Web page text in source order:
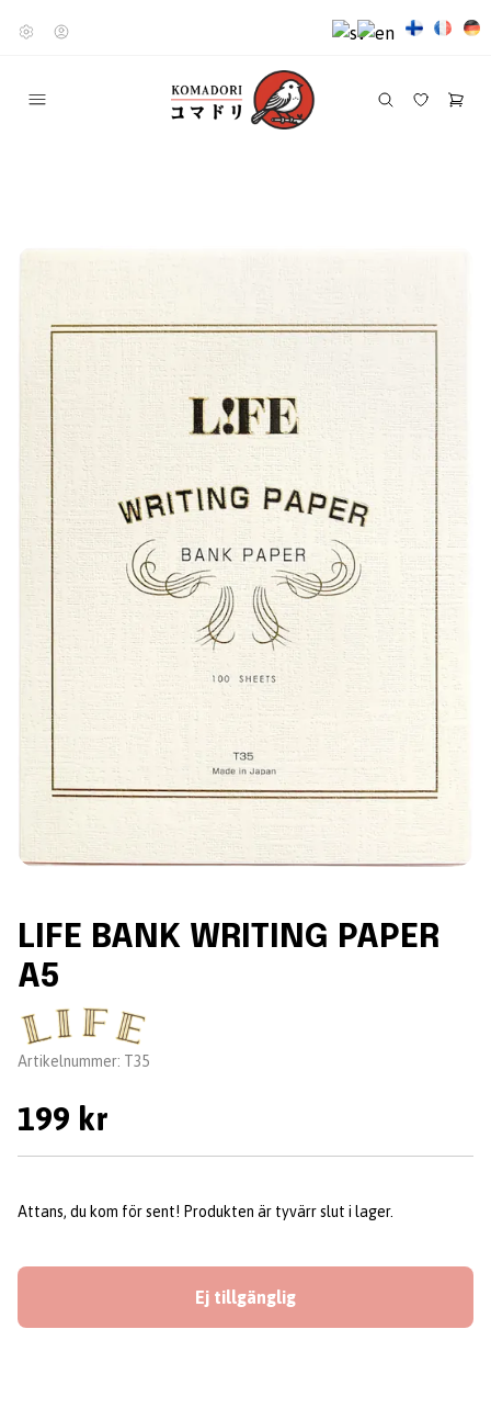
LIFE BANK WRITING PAPER
A5
Leverantör:
Artikelnummer: T35
199 kr
Attans, du kom för sent! Produkten är tyvärr slut i lager.
Ej tillgänglig